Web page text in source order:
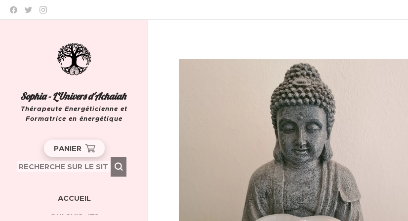
Sophia - L'Univers d'Achaiah
Thérapeute Energéticienne et
Formatrice en énergétique
PANIER
ACCUEIL
QUI SUIS-JE?